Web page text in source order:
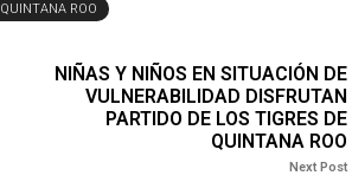
QUINTANA ROO
NIÑAS Y NIÑOS EN SITUACIÓN DE
VULNERABILIDAD DISFRUTAN
PARTIDO DE LOS TIGRES DE
QUINTANA ROO
Next Post